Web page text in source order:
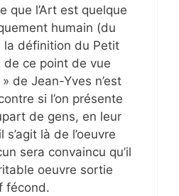
que l’Art est quelque
humain (du
la définition du Petit
de ce point de vue
de Jean-Yves n’est
si l’on présente
de gens, en leur
là de l’oeuvre
sera convaincu qu’il
oeuvre sortie
fécond.